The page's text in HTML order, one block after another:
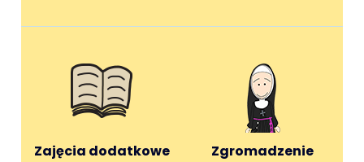
Zajęcia dodatkowe Zgromadzenie